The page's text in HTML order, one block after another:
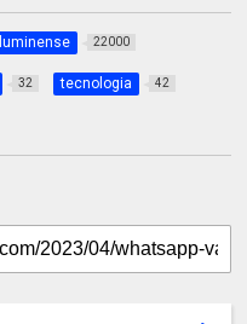
22000
32 tecnologia 42